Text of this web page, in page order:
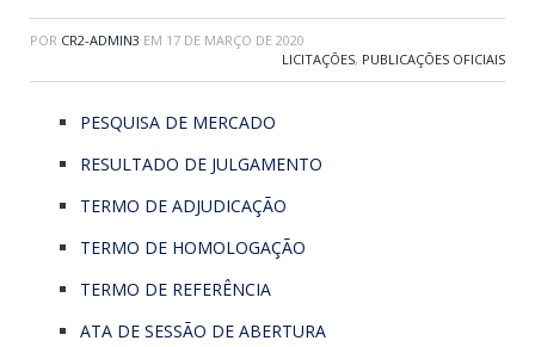
POR CR2-ADMIN3 EM 17 DE MARÇO DE 2020
LICITAÇÕES, PUBLICAÇÕES OFICIAIS
PESQUISA DE MERCADO
RESULTADO DE JULGAMENTO
TERMO DE ADJUDICAÇÃO
TERMO DE HOMOLOGAÇÃO
TERMO DE REFERÊNCIA
ATA DE SESSÃO DE ABERTURA